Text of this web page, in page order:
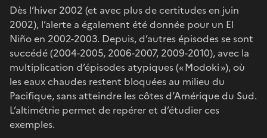
Dès l’hiver 2002 (et avec plus de certitudes en juin
2002), l’alerte a également été donnée pour un El
Niño en 2002-2003. Depuis, d’autres épisodes se sont
succédé (2004-2005, 2006-2007, 2009-2010), avec la
multiplication d’épisodes atypiques (« Modoki »), où
les eaux chaudes restent bloquées au milieu du
Pacifique, sans atteindre les côtes d’Amérique du Sud.
L’altimétrie permet de repérer et d’étudier ces
exemples.